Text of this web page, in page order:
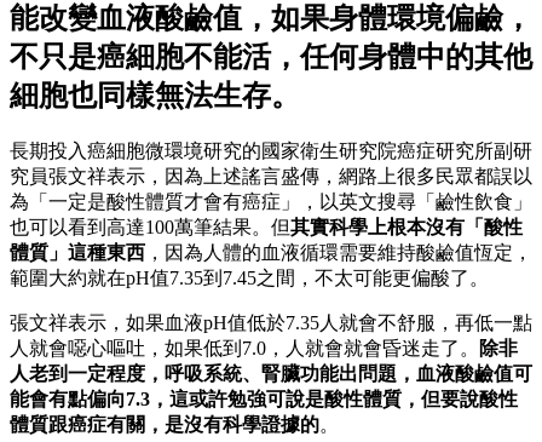
能改變血液酸鹼值，如果身體環境偏鹼，
不只是癌細胞不能活，任何身體中的其他
細胞也同樣無法生存。
長期投入癌細胞微環境研究的國家衛生研究院癌症研究所副研
究員張文祥表示，因為上述謠言盛傳，網路上很多民眾都誤以
為「一定是酸性體質才會有癌症」，以英文搜尋「鹼性飲食」
也可以看到高達100萬筆結果。但其實科學上根本沒有「酸性
體質」這種東西 ，因為人體的血液循環需要維持酸鹼值恆定，
範圍大約就在pH值7.35到7.45之間，不太可能更偏酸了。
張文祥表示，如果血液pH值低於7.35人就會不舒服，再低一點
人就會噁心嘔吐，如果低到7.0，人就會就會昏迷走了。
除非
人老到一定程度，呼吸系統、腎臟功能出問題，血液酸鹼值可
能會有點偏向7.3，這或許勉強可說是酸性體質，但要說酸性
體質跟癌症有關，是沒有科學證據的。